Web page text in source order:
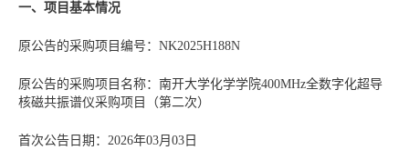
一、项目基本情况
原公告的采购项目编号：NK2025H188N
原公告的采购项目名称：南开大学化学学院400MHz全数字化超导
核磁共振谱仪采购项目（第二次）
首次公告日期：2026年03月03日